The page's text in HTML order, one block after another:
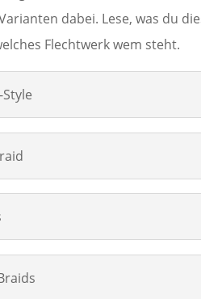
dabei. Lese, was du
Flechtwerk wem steht.